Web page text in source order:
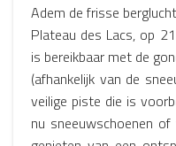
Adem de frisse
Plateau des Lacs, op
is bereikbaar met de
(afhankelijk van de
veilige piste die is
nu sneeuwschoenen